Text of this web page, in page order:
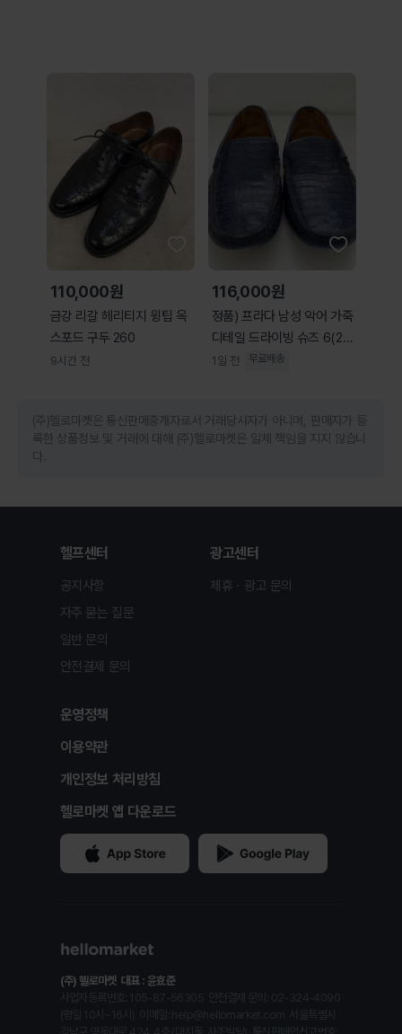
110,000원
금강 리갈 헤리티지 윙팁 옥
스포드 구두 260
9시간 전
116,000원
정품) 프라다 남성 악어 가죽
디테일 드라이빙 슈즈 6(25
0)
1일 전 무료배송
(주)헬로마켓은 통신판매중개자로서 거래당사자가 아니며, 판매자가 등
록한 상품정보 및 거래에 대해 (주)헬로마켓은 일체 책임을 지지 않습니
다.
헬프센터
공지사항
자주 묻는 질문
일반 문의
안전결제 문의
광고센터
제휴ㆍ광고 문의
운영정책
이용약관
개인정보 처리방침
헬로마켓 앱 다운로드
(주) 헬로마켓 대표 : 윤효준